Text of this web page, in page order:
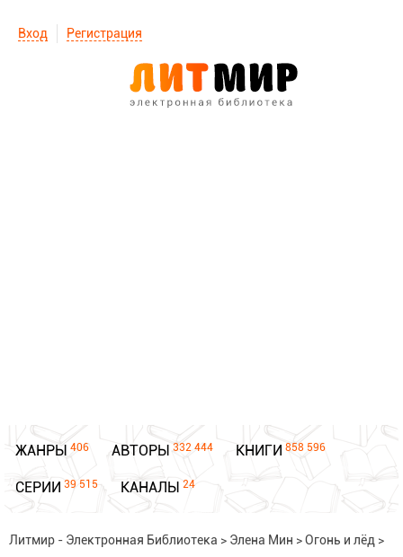
Вход Регистрация
ЖАНРЫ 406 АВТОРЫ 332 444 КНИГИ 858 596
СЕРИИ 39 515 КАНАЛЫ 24
Литмир - Электронная Библиотека > Элена Мин >Огонь и лёд >